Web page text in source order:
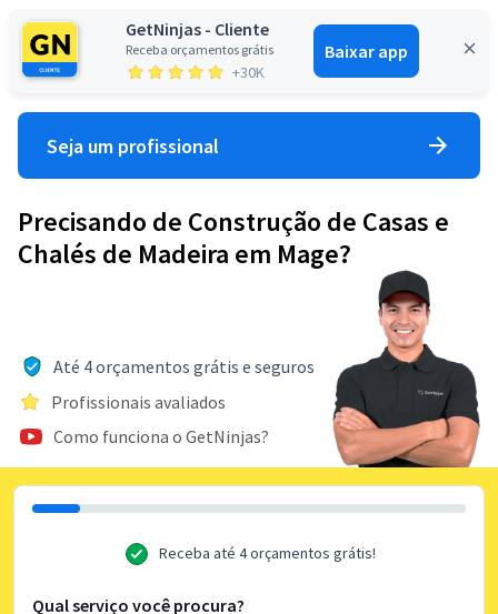
GetNinjas - Cliente
Receba orçamentos grátis
+30K
Baixar app
Entrar
Seja um profissional
Precisando de Construção de Casas e
Chalés de Madeira em Mage?
Até 4 orçamentos grátis e seguros
Profissionais avaliados
Como funciona o GetNinjas?
Receba até 4 orçamentos grátis!
Qual serviço você procura?